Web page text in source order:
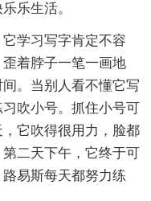
乐生活。
学习写字肯定不容
着脖子一笔一画地
。当别人看不懂它写
吹小号。抓住小号可
它吹得很用力，脸都
二天下午，它终于可
易斯每天都努力练